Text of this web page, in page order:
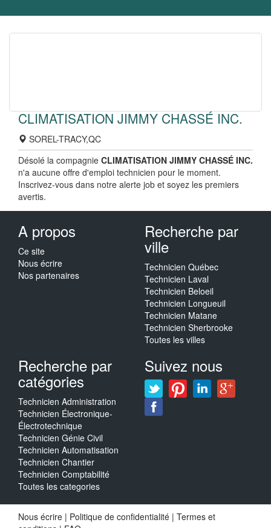
CLIMATISATION JIMMY CHASSÉ INC.
SOREL-TRACY,QC
Désolé la compagnie CLIMATISATION JIMMY CHASSÉ INC.
n'a aucune offre d'emploi technicien pour le moment.
Inscrivez-vous dans notre alerte job et soyez les premiers
avertis.
A propos
Ce site
Nous écrire
Nos partenaires
Recherche par
ville
Technicien Québec
Technicien Laval
Technicien Beloeil
Technicien Longueuil
Technicien Matane
Technicien Sherbrooke
Toutes les villes
Recherche par
catégories
Technicien Administration
Technicien Électronique-
Électrotechnique
Technicien Génie Civil
Technicien Automatisation
Technicien Chantier
Technicien Comptabilité
Toutes les categories
Suivez nous
Nous écrire | Politique de confidentialité | Termes et